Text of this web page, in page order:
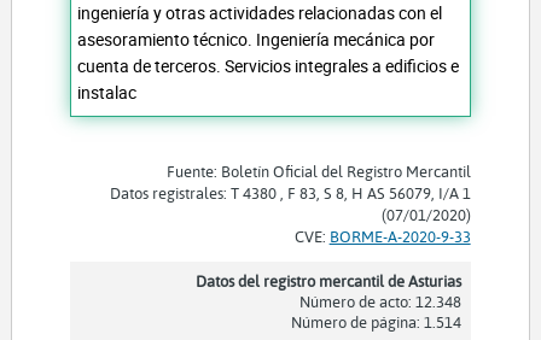
ingeniería y otras actividades relacionadas con el
asesoramiento técnico. Ingeniería mecánica por
cuenta de terceros. Servicios integrales a edificios e
instalac
Fuente: Boletín Oficial del Registro Mercantil
Datos registrales: T 4380 , F 83, S 8, H AS 56079, I/A 1
(07/01/2020)
CVE: BORME-A-2020-9-33
Datos del registro mercantil de Asturias
Número de acto: 12.348
Número de página: 1.514